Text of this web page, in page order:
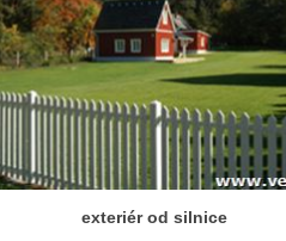
exteriér od silnice